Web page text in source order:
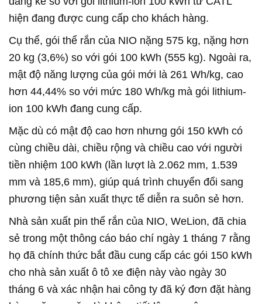
hiện đang được cung cấp cho khách hàng.
Cụ thể, gói thể rắn của NIO nặng 575 kg, nặng hơn
20 kg (3,6%) so với gói 100 kWh (555 kg). Ngoài ra,
mật độ năng lượng của gói mới là 261 Wh/kg, cao
hơn 44,44% so với mức 180 Wh/kg mà gói lithium-
ion 100 kWh đang cung cấp.
Mặc dù có mật độ cao hơn nhưng gói 150 kWh có
cùng chiều dài, chiều rộng và chiều cao với người
tiền nhiệm 100 kWh (lần lượt là 2.062 mm, 1.539
mm và 185,6 mm), giúp quá trình chuyển đổi sang
phương tiện sản xuất thực tế diễn ra suôn sẻ hơn.
Nhà sản xuất pin thể rắn của NIO, WeLion, đã chia
sẻ trong một thông cáo báo chí ngày 1 tháng 7 rằng
họ đã chính thức bắt đầu cung cấp các gói 150 kWh
cho nhà sản xuất ô tô xe điện này vào ngày 30
tháng 6 và xác nhận hai công ty đã ký đơn đặt hàng